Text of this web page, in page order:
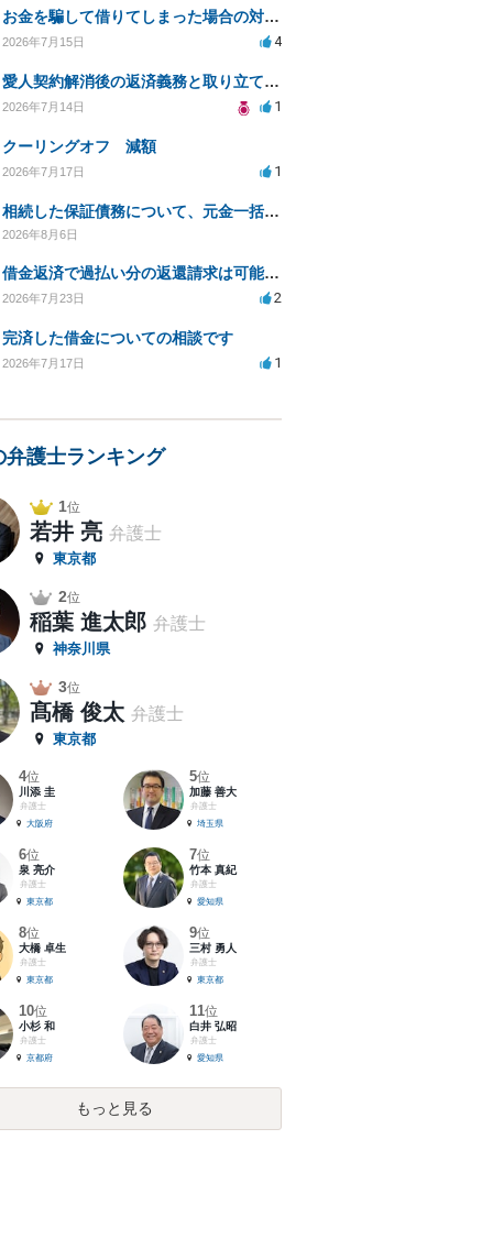
お金を騙して借りてしまった場合の対処法と今後の対応策
2026年7月15日 4
愛人契約解消後の返済義務と取り立て行為の合法性は？
2026年7月14日 1
クーリングオフ 減額
2026年7月17日 1
相続した保証債務について、元金一括払いによる利息免除の交渉は可能でしょうか
2026年8月6日
借金返済で過払い分の返還請求は可能か？証拠不十分でも弁護士に相談したい
2026年7月23日 2
完済した借金についての相談です
2026年7月17日 1
弁護士ランキング
1位
若井 亮 弁護士
東京都
2位
稲葉 進太郎 弁護士
神奈川県
3位
髙橋 俊太 弁護士
東京都
4位
川添 圭
弁護士
大阪府
5位
加藤 善大
弁護士
埼玉県
6位
泉 亮介
弁護士
東京都
7位
竹本 真紀
弁護士
愛知県
8位
大橋 卓生
弁護士
東京都
9位
三村 勇人
弁護士
東京都
10位
小杉 和
弁護士
京都府
11位
白井 弘昭
弁護士
愛知県
もっと見る